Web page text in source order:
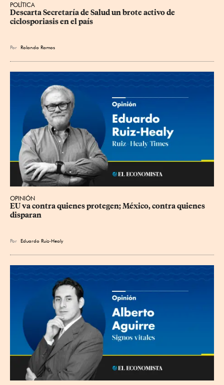
POLÍTICA
Descarta Secretaría de Salud un brote activo de
ciclosporiasis en el país
Por Rolando Ramos
OPINIÓN
EU va contra quienes protegen; México, contra quienes
disparan
Por Eduardo Ruiz-Healy